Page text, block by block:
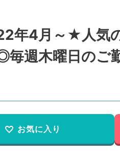
年4月～★人気
週木曜日のご
お気に入り